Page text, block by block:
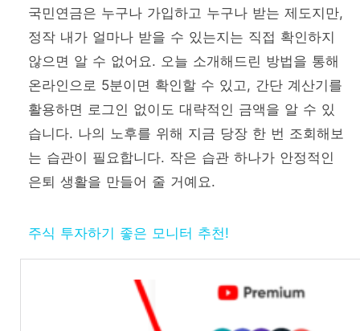
국민연금은 누구나 가입하고 누구나 받는 제도지만,
정작 내가 얼마나 받을 수 있는지는 직접 확인하지
않으면 알 수 없어요. 오늘 소개해드린 방법을 통해
온라인으로 5분이면 확인할 수 있고, 간단 계산기를
활용하면 로그인 없이도 대략적인 금액을 알 수 있
습니다. 나의 노후를 위해 지금 당장 한 번 조회해보
는 습관이 필요합니다. 작은 습관 하나가 안정적인
은퇴 생활을 만들어 줄 거예요.
주식 투자하기 좋은 모니터 추천!